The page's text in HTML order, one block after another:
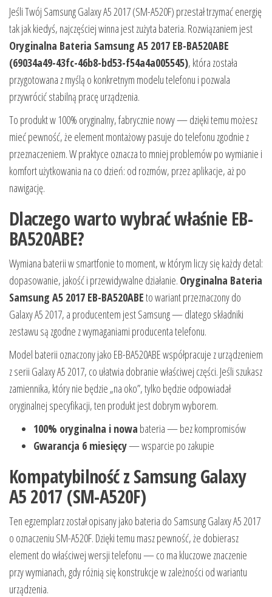
Jeśli Twój Samsung Galaxy A5 2017 (SM-A520F) przestał trzymać energię
tak jak kiedyś, najczęściej winna jest zużyta bateria. Rozwiązaniem jest
Oryginalna Bateria Samsung A5 2017 EB-BA520ABE
(69034a49-43fc-46b8-bd53-f54a4a005545), która została
przygotowana z myślą o konkretnym modelu telefonu i pozwala
przywrócić stabilną pracę urządzenia.
To produkt w 100% oryginalny, fabrycznie nowy — dzięki temu możesz
mieć pewność, że element montażowy pasuje do telefonu zgodnie z
przeznaczeniem. W praktyce oznacza to mniej problemów po wymianie i
komfort użytkowania na co dzień: od rozmów, przez aplikacje, aż po
nawigację.
Dlaczego warto wybrać właśnie EB-
BA520ABE?
Wymiana baterii w smartfonie to moment, w którym liczy się każdy detal:
dopasowanie, jakość i przewidywalne działanie. Oryginalna Bateria
Samsung A5 2017 EB-BA520ABEto wariant przeznaczony do
Galaxy A5 2017, a producentem jest Samsung — dlatego składniki
zestawu są zgodne z wymaganiami producenta telefonu.
Model baterii oznaczony jako EB-BA520ABE współpracuje z urządzeniem
z serii Galaxy A5 2017, co ułatwia dobranie właściwej części. Jeśli szukasz
zamiennika, który nie będzie „na oko”, tylko będzie odpowiadał
oryginalnej specyfikacji, ten produkt jest dobrym wyborem.
100% oryginalna i nowa bateria — bez kompromisów
Gwarancja 6 miesięcy— wsparcie po zakupie
Kompatybilność z Samsung Galaxy
A5 2017 (SM-A520F)
Ten egzemplarz został opisany jako bateria do Samsung Galaxy A5 2017
o oznaczeniu SM-A520F. Dzięki temu masz pewność, że dobierasz
element do właściwej wersji telefonu — co ma kluczowe znaczenie
przy wymianach, gdy różnią się konstrukcje w zależności od wariantu
urządzenia.